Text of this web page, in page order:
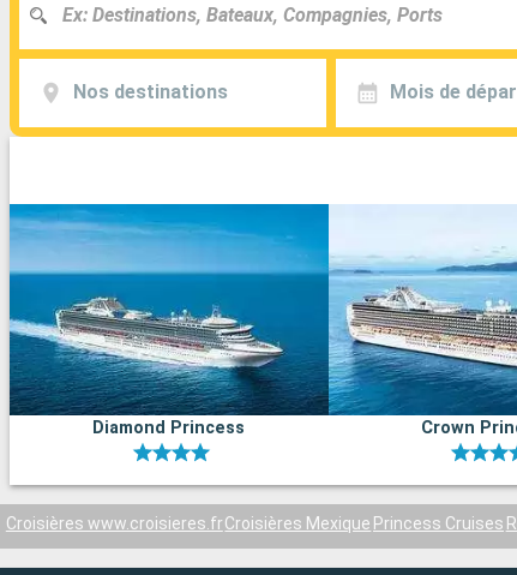
Nos destinations Mois de
Diamond Princess Crown
Croisières www.croisieres.frCroisières Mexique Princess Cruises